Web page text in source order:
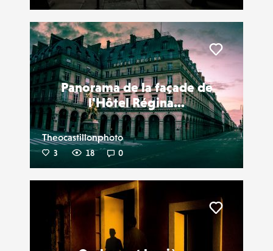
Panorama de la façade de
l'Hôtel Régina...
Theocastillonphoto
3 18 0
Liker